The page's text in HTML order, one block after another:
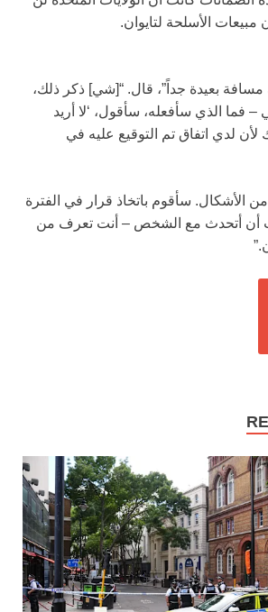
الأسلحة لتايوان.
تلك مسافة بعيدة جداً”، قال. “[شي] ذكر ذلك،
الذي سأفعله، سأقول، ‘لا أريد
لأن لدي اتفاق تم التوقيع عليه في
الأشكال. سأقوم باتخاذ قرار في الفترة
أن أتحدث مع الشخص – أنت تعرف من